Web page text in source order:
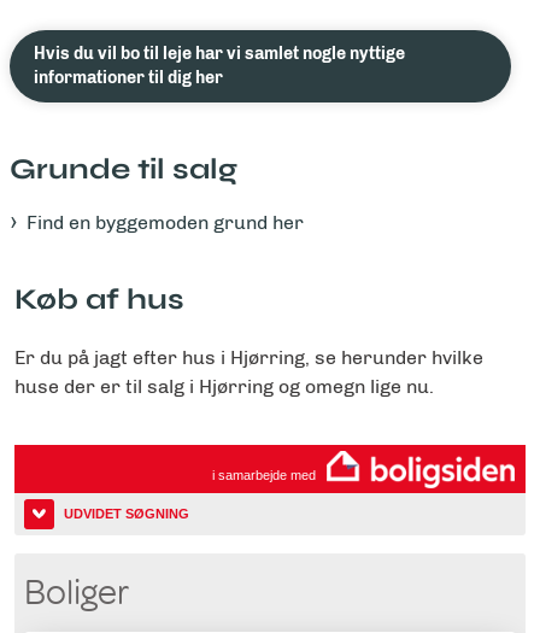
Hvis du vil bo til leje har vi samlet nogle nyttige
informationer til dig her
Grunde til salg
Find en byggemoden grund her
Køb af hus
Er du på jagt efter hus i Hjørring, se herunder hvilke
huse der er til salg i Hjørring og omegn lige nu.